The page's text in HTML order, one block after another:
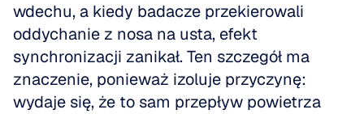
wdechu, a kiedy badacze przekierowali
oddychanie z nosa na usta, efekt
synchronizacji zanikał. Ten szczegół ma
znaczenie, ponieważ izoluje przyczynę:
wydaje się, że to sam przepływ powietrza